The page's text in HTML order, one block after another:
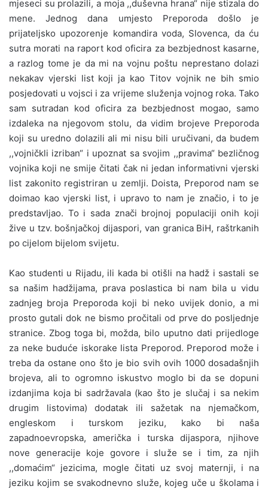
mjeseci su prolazili, a moja ,,duševna hrana“ nije stizala do
mene. Jednog dana umjesto Preporoda došlo je
prijateljsko upozorenje komandira voda, Slovenca, da ću
sutra morati na raport kod oficira za bezbjednost kasarne,
a razlog tome je da mi na vojnu poštu neprestano dolazi
nekakav vjerski list koji ja kao Titov vojnik ne bih smio
posjedovati u vojsci i za vrijeme služenja vojnog roka. Tako
sam sutradan kod oficira za bezbjednost mogao, samo
izdaleka na njegovom stolu, da vidim brojeve Preporoda
koji su uredno dolazili ali mi nisu bili uručivani, da budem
,,vojničkli izriban“ i upoznat sa svojim ,,pravima“ bezličnog
vojnika koji ne smije čitati čak ni jedan informativni vjerski
list zakonito registriran u zemlji. Doista, Preporod nam se
doimao kao vjerski list, i upravo to nam je značio, i to je
predstavljao. To i sada znači brojnoj populaciji onih koji
žive u tzv. bošnjačkoj dijaspori, van granica BiH, raštrkanih
po cijelom bijelom svijetu.
Kao studenti u Rijadu, ili kada bi otišli na hadž i sastali se
sa našim hadžijama, prava poslastica bi nam bila u vidu
zadnjeg broja Preporoda koji bi neko uvijek donio, a mi
prosto gutali dok ne bismo pročitali od prve do posljednje
stranice. Zbog toga bi, možda, bilo uputno dati prijedloge
za neke buduće iskorake lista Preporod. Preporod može i
treba da ostane ono što je bio svih ovih 1000 dosadašnjih
brojeva, ali to ogromno iskustvo moglo bi da se dopuni
izdanjima koja bi sadržavala (kao što je slučaj i sa nekim
drugim listovima) dodatak ili sažetak na njemačkom,
engleskom i turskom jeziku, kako bi naša
zapadnoevropska, američka i turska dijaspora, njihove
nove generacije koje govore i služe se i tim, za njih
,,domaćim“ jezicima, mogle čitati uz svoj maternji, i na
jeziku kojim se svakodnevno služe, kojeg uče u školama i